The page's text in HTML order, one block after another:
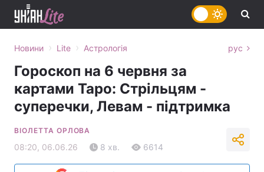
Новини › Lite › Астрологія рус
Гороскоп на 6 червня за
картами Таро: Стрільцям -
суперечки, Левам - підтримка
ВІОЛЕТТА ОРЛОВА
08:20, 06.06.26 8 хв. 6614